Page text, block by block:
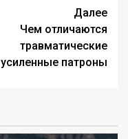
Далее
Чем отличаются
травматические
усиленные патроны